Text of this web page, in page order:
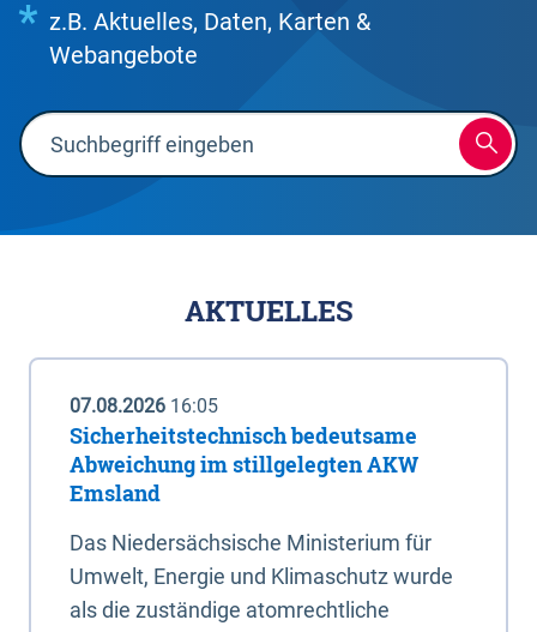
z.B. Aktuelles, Daten, Karten &
Webangebote
AKTUELLES
07.08.2026 16:05
Sicherheitstechnisch bedeutsame
Abweichung im stillgelegten AKW
Emsland
Das Niedersächsische Ministerium für
Umwelt, Energie und Klimaschutz wurde
als die zuständige atomrechtliche